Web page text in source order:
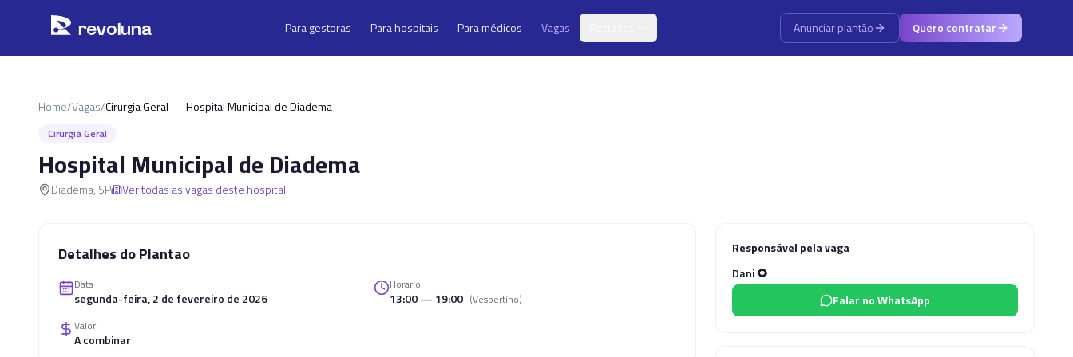
revoluna Para gestoras Para hospitais Para médicos Vagas Anunciar plantão Quero contratar
Home/Vagas/Cirurgia Geral — Hospital Municipal de Diadema
Cirurgia Geral
Hospital Municipal de Diadema
Diadema, SP Ver todas as vagas deste hospital
Detalhes do Plantao
Data
segunda-feira, 2 de fevereiro de 2026
Horario
13:00 — 19:00 (Vespertino)
Valor
A combinar
Responsável pela vaga
Dani 🌻
Falar no WhatsApp